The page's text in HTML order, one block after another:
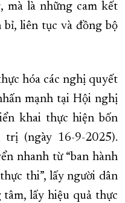
mà là những cam kết
liên tục và đồng bộ
hóa các nghị quyết
mạnh tại Hội nghị
khai thực hiện bốn
(ngày 16-9-2025).
nhanh từ “ban hành
thi”, lấy người dân
lấy hiệu quả thực